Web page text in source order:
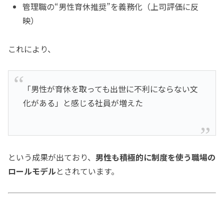
管理職の“男性育休推奨”を義務化（上司評価に反
映）
これにより、
「男性が育休を取っても出世に不利にならない文
化がある」と感じる社員が増えた
という成果が出ており、 男性も積極的に制度を使う職場の
ロールモデルとされています。